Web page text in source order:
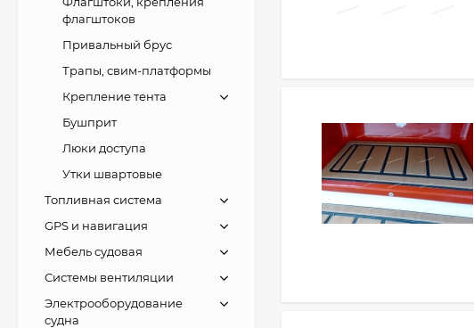
флагштоков
Привальный брус
Трапы, свим-платформы
Крепление тента
Бушприт
Люки доступа
Утки швартовые
Топливная система
GPS и навигация
Мебель судовая
Системы вентиляции
Электрооборудование
судна